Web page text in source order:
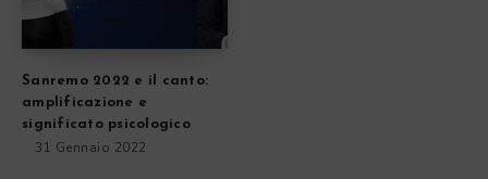
Sanremo 2022 e il canto:
amplificazione e
significato psicologico
31 Gennaio 2022